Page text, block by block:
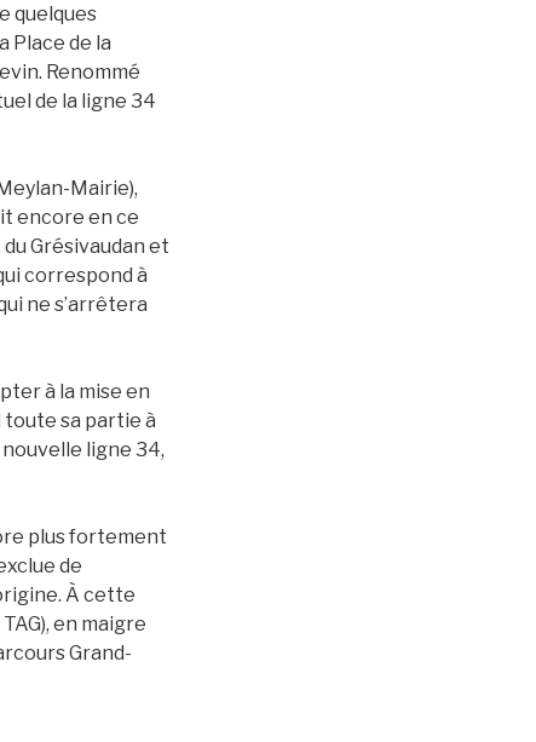
quelques
Place de la
Renommé
de la ligne 34
Mairie),
encore en ce
Grésivaudan et
correspond à
ne s’arrêtera
à la mise en
toute sa partie à
ligne 34,
plus fortement
de
À cette
en maigre
Grand-